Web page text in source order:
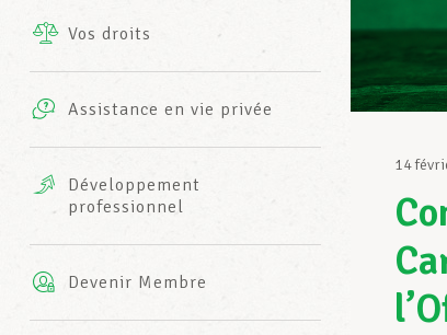
INFO-CENTER
Vos droits
Assistance en vie privée
complémentaires
AXA
Développement
professionnel
Devenir Membre
14